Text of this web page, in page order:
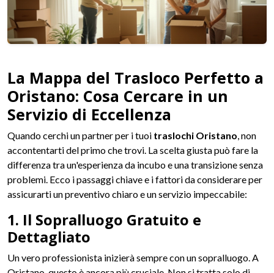
La Mappa del Trasloco Perfetto a
Oristano: Cosa Cercare in un
Servizio di Eccellenza
Quando cerchi un partner per i tuoi traslochi Oristano, non
accontentarti del primo che trovi. La scelta giusta può fare la
differenza tra un'esperienza da incubo e una transizione senza
problemi. Ecco i passaggi chiave e i fattori da considerare per
assicurarti un preventivo chiaro e un servizio impeccabile:
1. Il Sopralluogo Gratuito e
Dettagliato
Un vero professionista inizierà sempre con un sopralluogo. A